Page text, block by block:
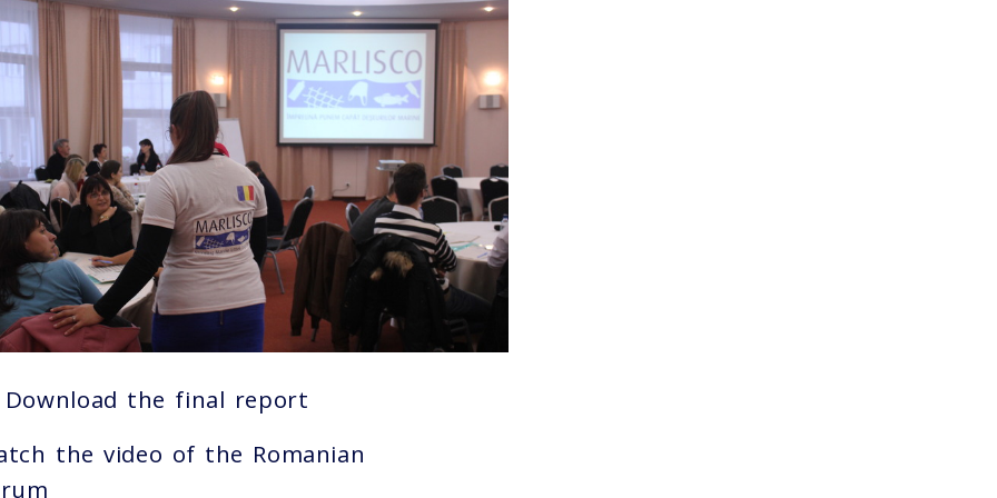
the final report
the video of the Romanian